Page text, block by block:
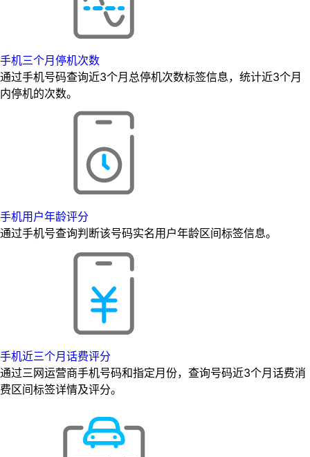
手机三个月停机次数
通过手机号码查询近3个月总停机次数标签信息，统计近3个月
内停机的次数。
手机用户年龄评分
通过手机号查询判断该号码实名用户年龄区间标签信息。
手机近三个月话费评分
通过三网运营商手机号码和指定月份，查询号码近3个月话费消
费区间标签详情及评分。